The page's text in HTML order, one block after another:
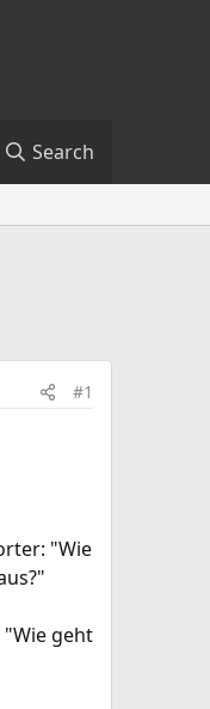
Search
#1
"Wie
geht